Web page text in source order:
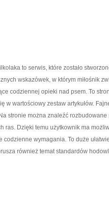
to serwis, które zostało
wskazówek, w którym miłośnik
codziennej opieki nad psem. To
w wartościowy zestaw artykułów.
stronie można znaleźć
ras. Dzięki temu użytkownik ma
wymagania. To duże
również temat standardów